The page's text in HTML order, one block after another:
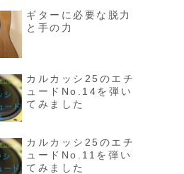
ギターに必要な脱力
と手の力
カルカッシ25のエチ
ュードNo.14を弾い
てみました
カルカッシ25のエチ
ュードNo.11を弾い
てみました